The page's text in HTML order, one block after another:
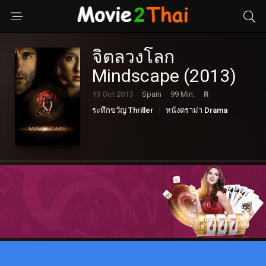
จิตลวงโลก
Mindscape (2013)
13 Oct 2013 Spain 99 Min.
R
ระทึกขวัญ Thriller
หนังดราม่า Drama